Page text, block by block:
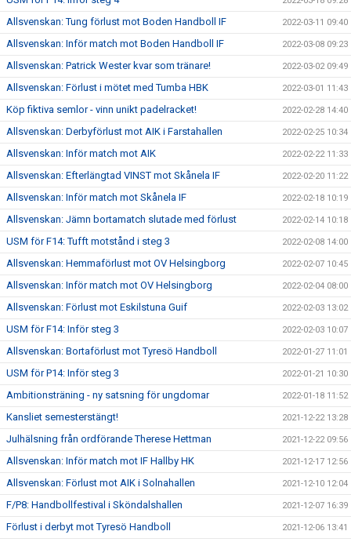
Allsvenskan: Tung förlust mot Boden Handboll IF 2022-03-11 09:40
Allsvenskan: Inför match mot Boden Handboll IF 2022-03-08 09:23
Allsvenskan: Patrick Wester kvar som tränare! 2022-03-02 09:49
Allsvenskan: Förlust i mötet med Tumba HBK 2022-03-01 11:43
Köp fiktiva semlor - vinn unikt padelracket! 2022-02-28 14:40
Allsvenskan: Derbyförlust mot AIK i Farstahallen 2022-02-25 10:34
Allsvenskan: Inför match mot AIK 2022-02-22 11:33
Allsvenskan: Efterlängtad VINST mot Skånela IF 2022-02-20 11:22
Allsvenskan: Inför match mot Skånela IF 2022-02-18 10:19
Allsvenskan: Jämn bortamatch slutade med förlust 2022-02-14 10:18
USM för F14: Tufft motstånd i steg 3 2022-02-08 14:00
Allsvenskan: Hemmaförlust mot OV Helsingborg 2022-02-07 10:45
Allsvenskan: Inför match mot OV Helsingborg 2022-02-04 08:00
Allsvenskan: Förlust mot Eskilstuna Guif 2022-02-03 13:02
USM för F14: Inför steg 3 2022-02-03 10:07
Allsvenskan: Bortaförlust mot Tyresö Handboll 2022-01-27 11:01
USM för P14: Inför steg 3 2022-01-21 10:30
Ambitionsträning - ny satsning för ungdomar 2022-01-18 11:52
Kansliet semesterstängt! 2021-12-22 13:28
Julhälsning från ordförande Therese Hettman 2021-12-22 09:56
Allsvenskan: Inför match mot IF Hallby HK 2021-12-17 12:56
Allsvenskan: Förlust mot AIK i Solnahallen 2021-12-10 12:04
F/P8: Handbollfestival i Sköndalshallen 2021-12-07 16:39
Förlust i derbyt mot Tyresö Handboll 2021-12-06 13:41